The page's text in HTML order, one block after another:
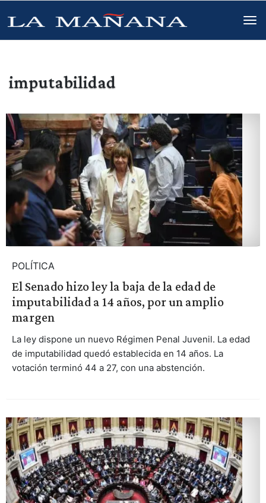
imputabilidad
POLÍTICA
El Senado hizo ley la baja de la edad de
imputabilidad a 14 años, por un amplio
margen
La ley dispone un nuevo Régimen Penal Juvenil. La edad
de imputabilidad quedó establecida en 14 años. La
votación terminó 44 a 27, con una abstención.